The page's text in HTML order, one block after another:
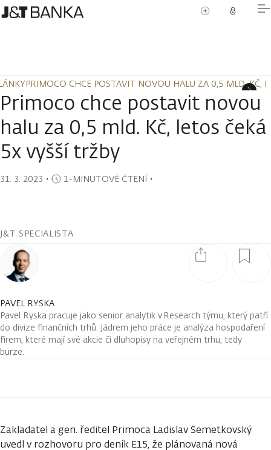
PRIMOCO CHCE POSTAVIT NOVOU HALU ZA 0,5 MLD. KČ,
PRIMOCO CHCE POSTAVIT NOVOU HALU ZA 0,5 MLD. KČ,
Primoco chce postavit novou
halu za 0,5 mld. Kč, letos čeká
5x vyšší tržby
31. 3. 2023 ・ 1-MINUTOVÉ ČTENÍ・
J&T SPECIALISTA
PAVEL RYSKA
Pavel Ryska pracuje jako senior analytik v Research týmu, který patří
do divize finančních trhů. Jádrem jeho práce je analýza hospodaření
firem, které mají své akcie či dluhopisy na veřejném trhu, tedy
burze.
Zakladatel a gen. ředitel Primoca Ladislav Semetkovský
uvedl v rozhovoru pro deník E15, že plánovaná nová